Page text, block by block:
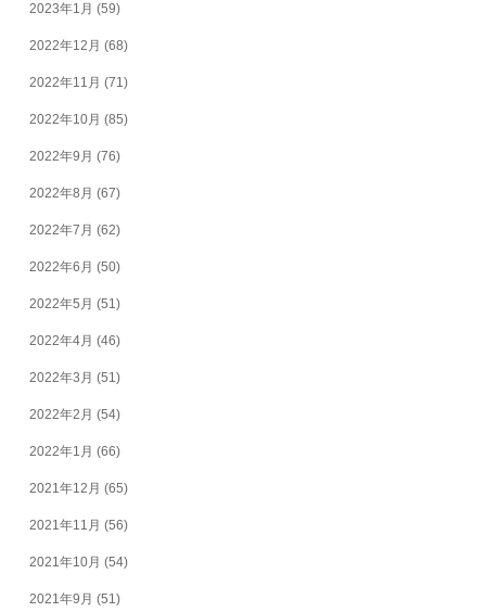
2023年1月 (59)
2022年12月 (68)
2022年11月 (71)
2022年10月 (85)
2022年9月 (76)
2022年8月 (67)
2022年7月 (62)
2022年6月 (50)
2022年5月 (51)
2022年4月 (46)
2022年3月 (51)
2022年2月 (54)
2022年1月 (66)
2021年12月 (65)
2021年11月 (56)
2021年10月 (54)
2021年9月 (51)